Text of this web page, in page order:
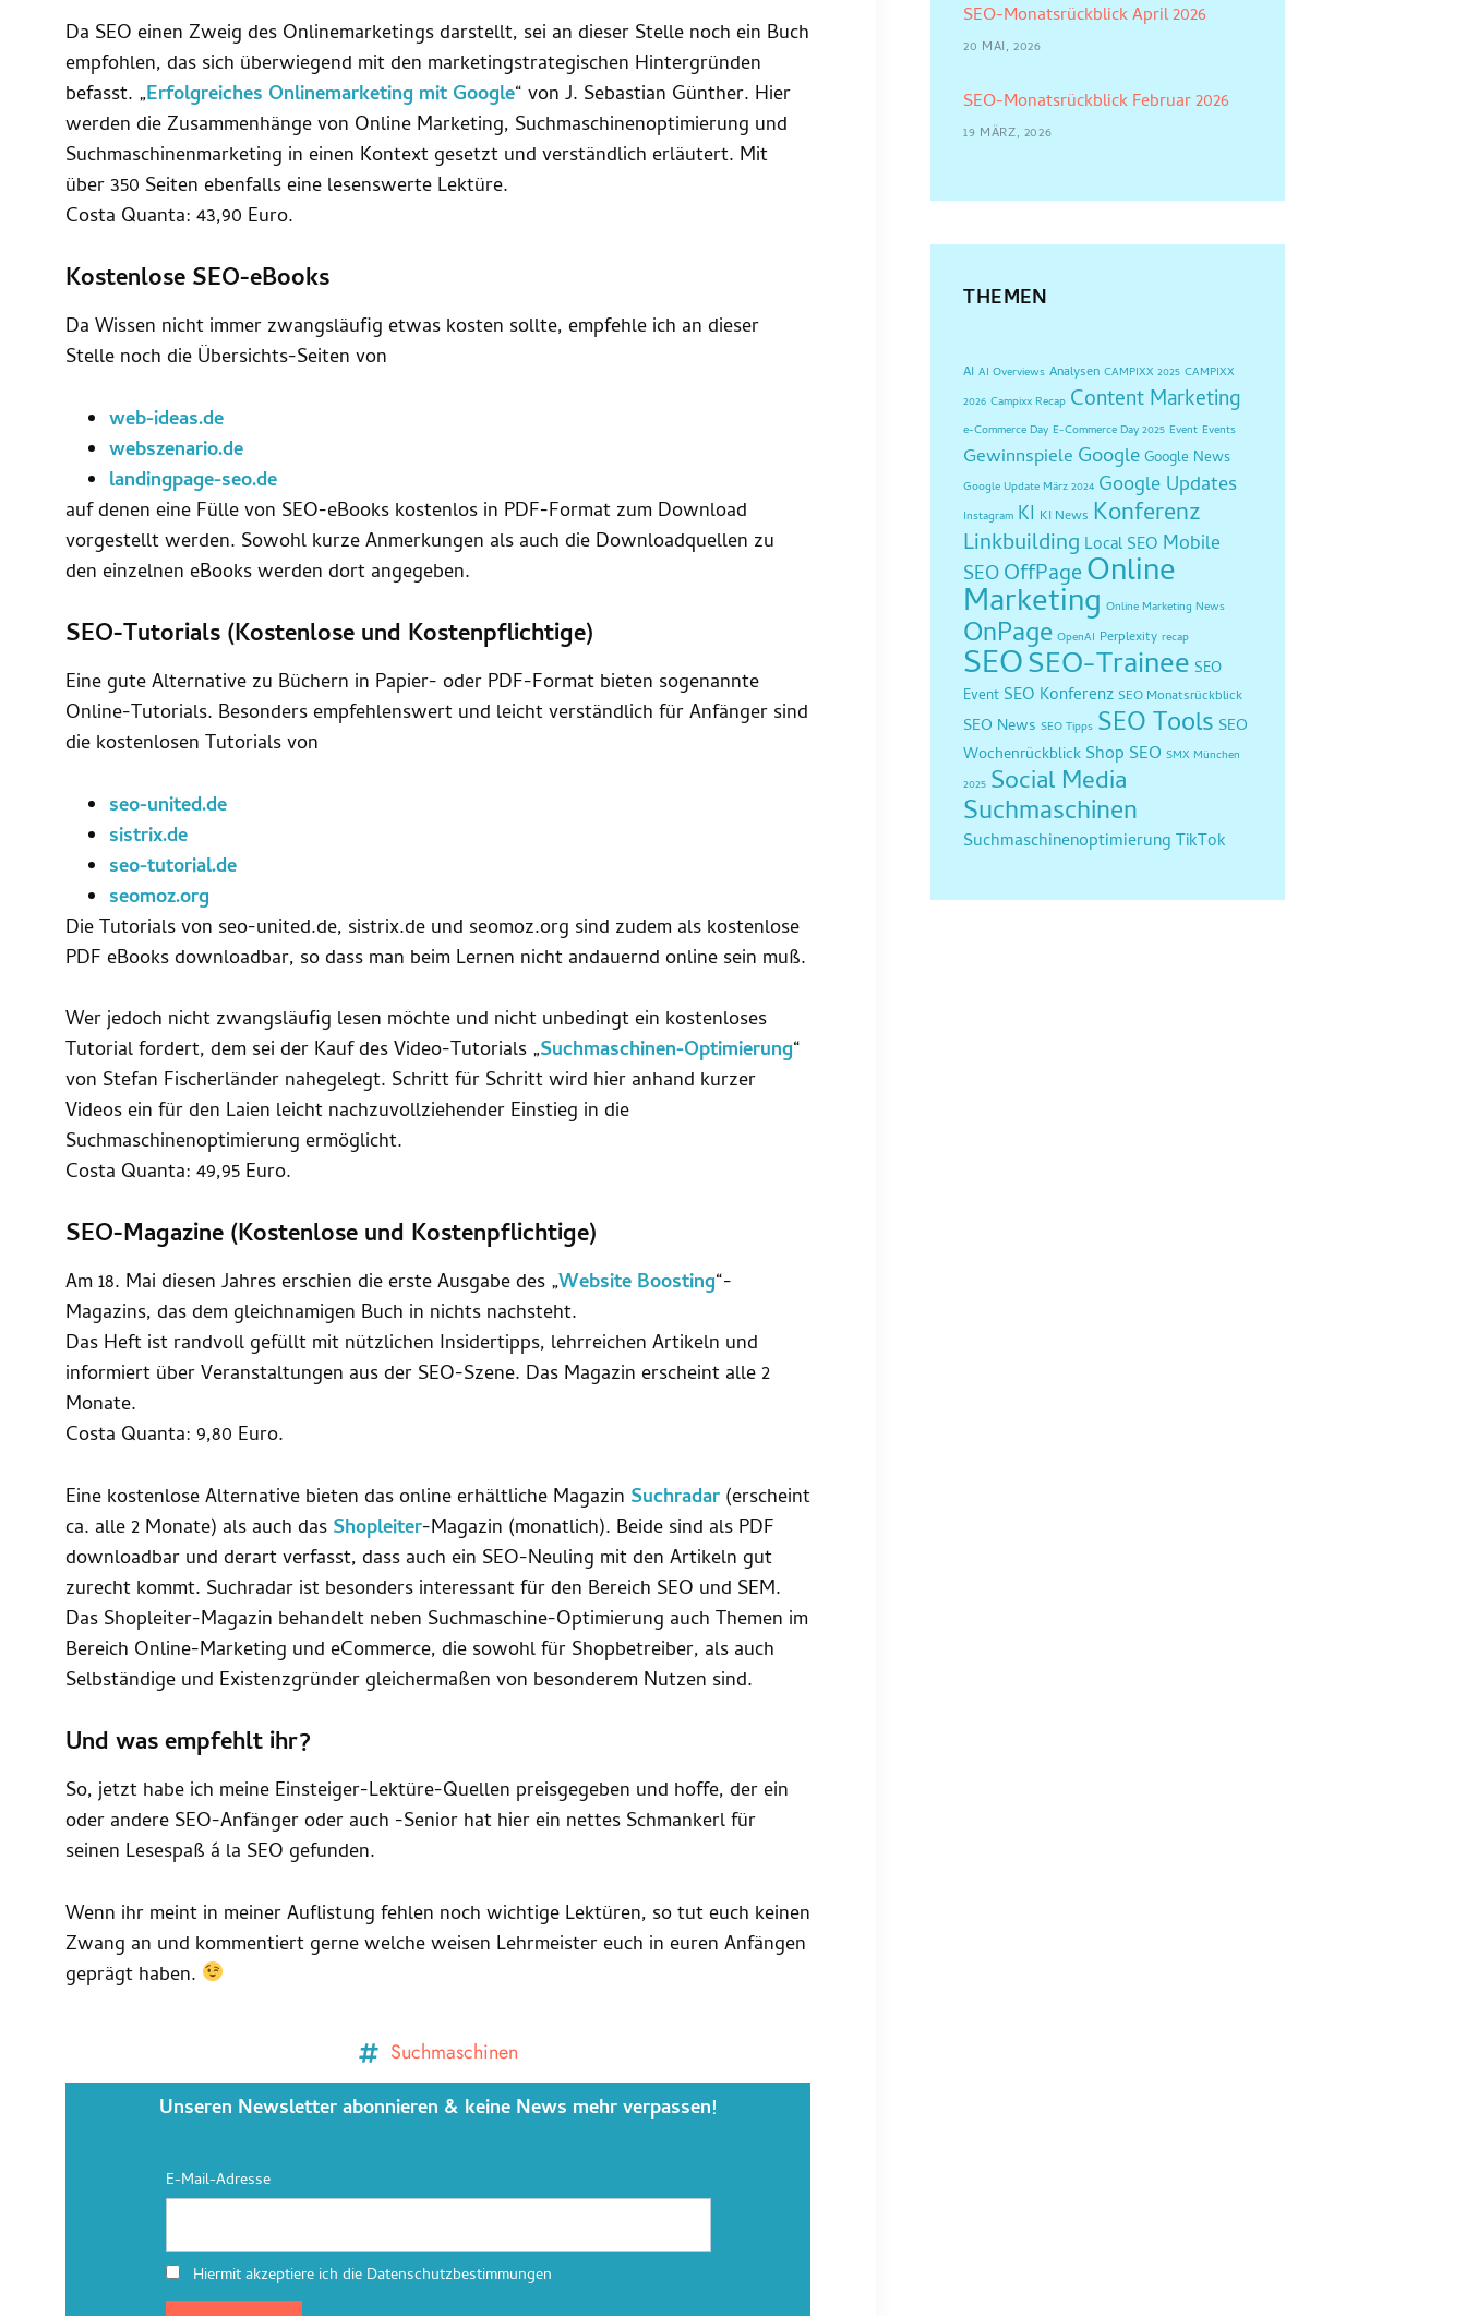
Da SEO einen Zweig des Onlinemarketings darstellt, sei an dieser Stelle noch ein Buch
empfohlen, das sich überwiegend mit den marketingstrategischen Hintergründen
befasst. „Erfolgreiches Onlinemarketing mit Google“ von J. Sebastian Günther. Hier
werden die Zusammenhänge von Online Marketing, Suchmaschinenoptimierung und
Suchmaschinenmarketing in einen Kontext gesetzt und verständlich erläutert. Mit
über 350 Seiten ebenfalls eine lesenswerte Lektüre.
Costa Quanta: 43,90 Euro.
Kostenlose SEO-eBooks
Da Wissen nicht immer zwangsläufig etwas kosten sollte, empfehle ich an dieser
Stelle noch die Übersichts-Seiten von
web-ideas.de
webszenario.de
landingpage-seo.de
auf denen eine Fülle von SEO-eBooks kostenlos in PDF-Format zum Download
vorgestellt werden. Sowohl kurze Anmerkungen als auch die Downloadquellen zu
den einzelnen eBooks werden dort angegeben.
SEO-Tutorials (Kostenlose und Kostenpflichtige)
Eine gute Alternative zu Büchern in Papier- oder PDF-Format bieten sogenannte
Online-Tutorials. Besonders empfehlenswert und leicht verständlich für Anfänger sind
die kostenlosen Tutorials von
seo-united.de
sistrix.de
seo-tutorial.de
seomoz.org
Die Tutorials von seo-united.de, sistrix.de und seomoz.org sind zudem als kostenlose
PDF eBooks downloadbar, so dass man beim Lernen nicht andauernd online sein muß.
Wer jedoch nicht zwangsläufig lesen möchte und nicht unbedingt ein kostenloses
Tutorial fordert, dem sei der Kauf des Video-Tutorials „Suchmaschinen-Optimierung“
von Stefan Fischerländer nahegelegt. Schritt für Schritt wird hier anhand kurzer
Videos ein für den Laien leicht nachzuvollziehender Einstieg in die
Suchmaschinenoptimierung ermöglicht.
Costa Quanta: 49,95 Euro.
SEO-Magazine (Kostenlose und Kostenpflichtige)
Am 18. Mai diesen Jahres erschien die erste Ausgabe des „Website Boosting“-
Magazins, das dem gleichnamigen Buch in nichts nachsteht.
Das Heft ist randvoll gefüllt mit nützlichen Insidertipps, lehrreichen Artikeln und
informiert über Veranstaltungen aus der SEO-Szene. Das Magazin erscheint alle 2
Monate.
Costa Quanta: 9,80 Euro.
Eine kostenlose Alternative bieten das online erhältliche Magazin Suchradar (erscheint
ca. alle 2 Monate) als auch das Shopleiter-Magazin (monatlich). Beide sind als PDF
downloadbar und derart verfasst, dass auch ein SEO-Neuling mit den Artikeln gut
zurecht kommt. Suchradar ist besonders interessant für den Bereich SEO und SEM.
Das Shopleiter-Magazin behandelt neben Suchmaschine-Optimierung auch Themen im
Bereich Online-Marketing und eCommerce, die sowohl für Shopbetreiber, als auch
Selbständige und Existenzgründer gleichermaßen von besonderem Nutzen sind.
Und was empfehlt ihr?
So, jetzt habe ich meine Einsteiger-Lektüre-Quellen preisgegeben und hoffe, der ein
oder andere SEO-Anfänger oder auch -Senior hat hier ein nettes Schmankerl für
seinen Lesespaß á la SEO gefunden.
Wenn ihr meint in meiner Auflistung fehlen noch wichtige Lektüren, so tut euch keinen
Zwang an und kommentiert gerne welche weisen Lehrmeister euch in euren Anfängen
geprägt haben.
Suchmaschinen
Unseren Newsletter abonnieren & keine News mehr verpassen!
E-Mail-Adresse
Hiermit akzeptiere ich die Datenschutzbestimmungen
SEO-Monatsrückblick April 2026
20 MAI, 2026
SEO-Monatsrückblick Februar 2026
19 MÄRZ, 2026
THEMEN
AI AI Overviews Analysen CAMPIXX 2025 CAMPIXX
2026 Campixx Recap Content Marketing
e-Commerce Day E-Commerce Day 2025 Event Events
Gewinnspiele Google Google News
Google Update März 2024 Google Updates
Instagram KI KI News Konferenz
Linkbuilding Local SEO Mobile
SEOOffPageOnline
Marketing Online Marketing News
OnPage OpenAI Perplexity recap
SEOSEO-Trainee SEO
Event SEO Konferenz SEO Monatsrückblick
SEO News SEO Tipps SEO Tools SEO
Wochenrückblick Shop SEO SMX München
2025 Social Media
Suchmaschinen
Suchmaschinenoptimierung TikTok